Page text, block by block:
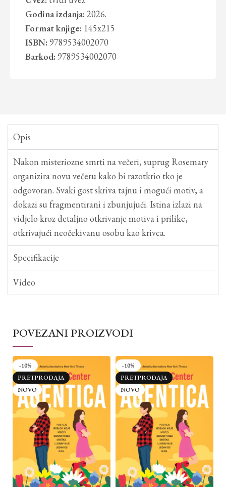
Godina izdanja: 2026.
Format knjige: 145x215
ISBN: 9789534002070
Barkod: 9789534002070
Opis
Nakon misteriozne smrti na večeri, suprug Rosemary
organizira novu večeru kako bi razotkrio tko je
odgovoran. Svaki gost skriva tajnu i mogući motiv, a
dokazi su fragmentirani i zbunjujući. Istina izlazi na
vidjelo kroz detaljno otkrivanje motiva i prilike,
otkrivajući neočekivanu osobu kao krivca.
Specifikacije
Video
POVEZANI PROIZVODI
-10%
PRETPRODAJA
NOVO
-10%
PRETPRODAJA
NOVO